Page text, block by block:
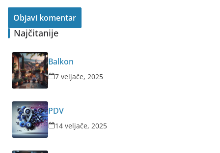
Najčitanije
Balkon
7 veljače, 2025
PDV
14 veljače, 2025